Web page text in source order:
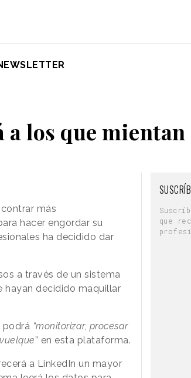
los que mientan
más
hacer engordar su
ha decidido dar
a través de un sistema
hayan decidido maquillar
podrá “monitorizar, procesar
” en esta plataforma.
a LinkedIn un mayor
que